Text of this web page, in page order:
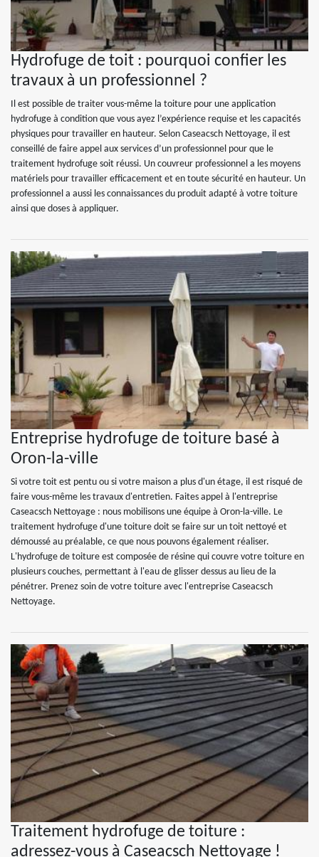
Hydrofuge de toit : pourquoi confier les
travaux à un professionnel ?
Il est possible de traiter vous-même la toiture pour une application
hydrofuge à condition que vous ayez l’expérience requise et les capacités
physiques pour travailler en hauteur. Selon Caseacsch Nettoyage, il est
conseillé de faire appel aux services d’un professionnel pour que le
traitement hydrofuge soit réussi. Un couvreur professionnel a les moyens
matériels pour travailler efficacement et en toute sécurité en hauteur. Un
professionnel a aussi les connaissances du produit adapté à votre toiture
ainsi que doses à appliquer.
Entreprise hydrofuge de toiture basé à
Oron-la-ville
Si votre toit est pentu ou si votre maison a plus d'un étage, il est risqué de
faire vous-même les travaux d'entretien. Faites appel à l'entreprise
Caseacsch Nettoyage : nous mobilisons une équipe à Oron-la-ville. Le
traitement hydrofuge d'une toiture doit se faire sur un toit nettoyé et
démoussé au préalable, ce que nous pouvons également réaliser.
L'hydrofuge de toiture est composée de résine qui couvre votre toiture en
plusieurs couches, permettant à l'eau de glisser dessus au lieu de la
pénétrer. Prenez soin de votre toiture avec l'entreprise Caseacsch
Nettoyage.
Traitement hydrofuge de toiture :
adressez-vous à Caseacsch Nettoyage !